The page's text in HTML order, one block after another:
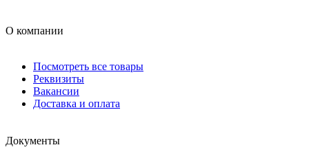
О компании
Посмотреть все товары
Реквизиты
Вакансии
Доставка и оплата
Документы